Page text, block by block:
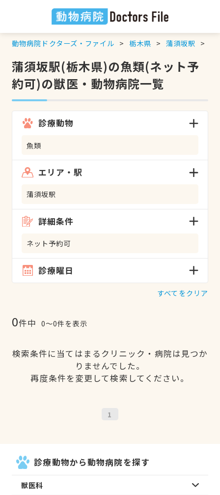
動物病院ドクターズ・ファイル 栃木県 蒲須坂駅
蒲須坂駅(栃木県)の魚類(ネット予
約可)の獣医・動物病院一覧
診療動物
魚類
エリア・駅
蒲須坂駅
詳細条件
ネット予約可
診療曜日
すべてをクリア
0件中 0〜0件を表示
検索条件に当てはまるクリニック・病院は見つか
りませんでした。
再度条件を変更して検索してください。
1
診療動物から動物病院を探す
獣医科